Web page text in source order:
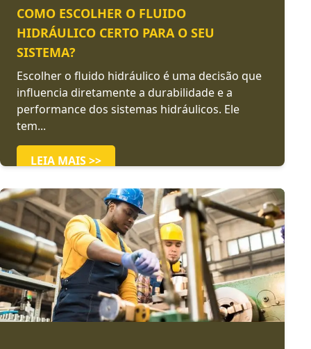
COMO ESCOLHER O FLUIDO
HIDRÁULICO CERTO PARA O SEU
SISTEMA?
Escolher o fluido hidráulico é uma decisão que
influencia diretamente a durabilidade e a
performance dos sistemas hidráulicos. Ele
tem...
LEIA MAIS >>